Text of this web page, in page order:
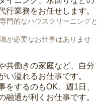
行業務をお任せします。
門的なハウスクリーニングと
が必要なお仕事はありませ
共働きの家庭など、自分
い溢れるお仕事です。
をするのもOK。週1日、
融通が利くお仕事です。